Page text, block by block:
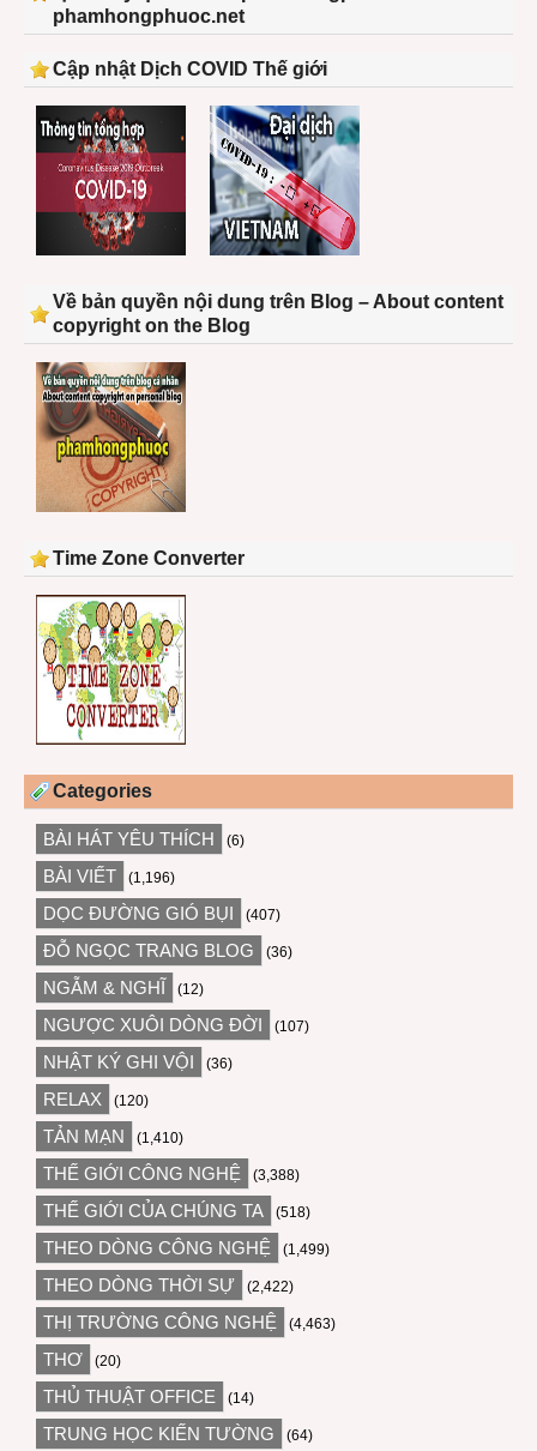
phamhongphuoc.net
Cập nhật Dịch COVID Thế giới
Về bản quyền nội dung trên Blog – About content
copyright on the Blog
Time Zone Converter
Categories
BÀI HÁT YÊU THÍCH (6)
BÀI VIẾT (1,196)
DỌC ĐƯỜNG GIÓ BỤI (407)
ĐỖ NGỌC TRANG BLOG (36)
NGẪM & NGHĨ (12)
NGƯỢC XUÔI DÒNG ĐỜI (107)
NHẬT KÝ GHI VỘI (36)
RELAX (120)
TẢN MẠN (1,410)
THẾ GIỚI CÔNG NGHỆ (3,388)
THẾ GIỚI CỦA CHÚNG TA (518)
THEO DÒNG CÔNG NGHỆ (1,499)
THEO DÒNG THỜI SỰ (2,422)
THỊ TRƯỜNG CÔNG NGHỆ (4,463)
THƠ (20)
THỦ THUẬT OFFICE (14)
TRUNG HỌC KIẾN TƯỜNG (64)